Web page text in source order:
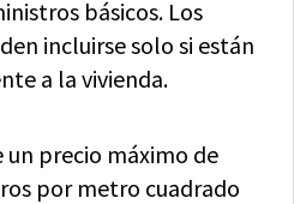
básicos. Los
incluirse solo si están
a la vivienda.
precio máximo de
por metro cuadrado